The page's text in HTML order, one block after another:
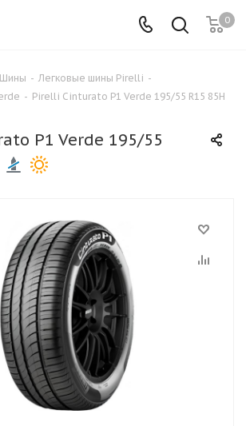
0
Шины - Легковые шины Pirelli -
- Pirelli Cinturato P1 Verde 195/55 R15 85H
P1 Verde 195/55